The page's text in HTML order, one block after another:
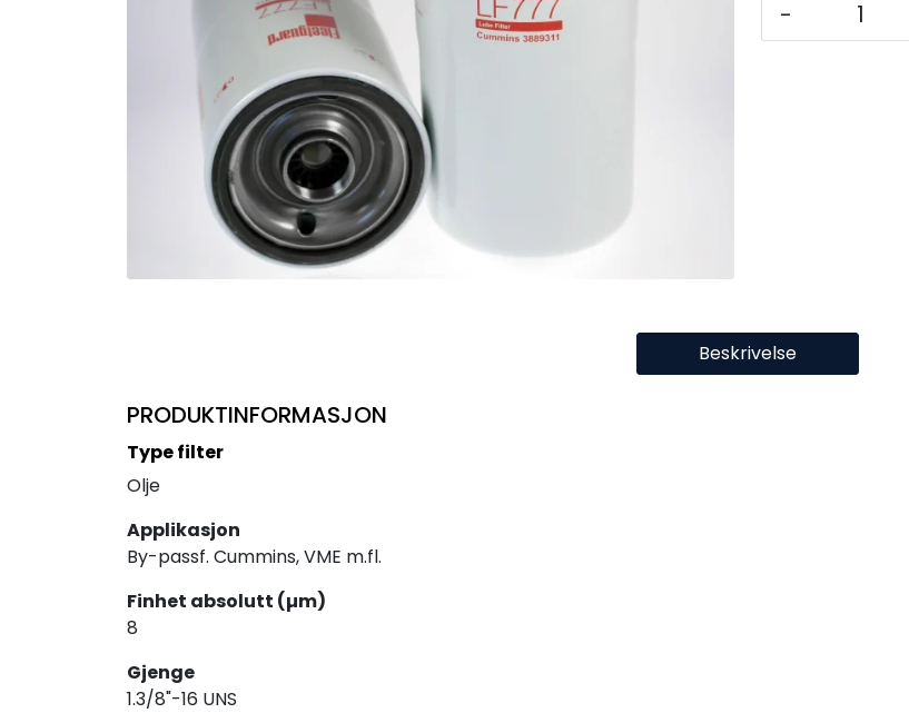
-
Beskrivelse
PRODUKTINFORMASJON
Type filter
Olje
Applikasjon
By-passf. Cummins, VME m.fl.
Finhet absolutt (µm)
8
Gjenge
1.3/8"-16 UNS